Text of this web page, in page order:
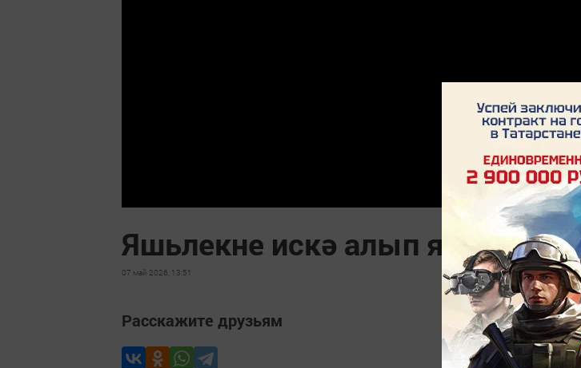
Яшьлекне искә алып ял иттек
07 май 2026, 13:51
Расскажите друзьям